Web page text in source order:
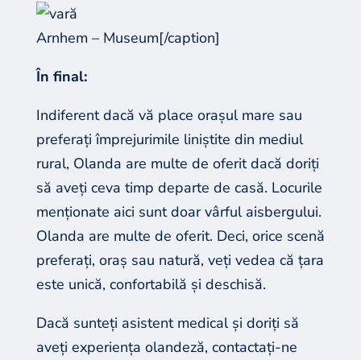
Arnhem – Museum[/caption]
În final:
Indiferent dacă vă place orașul mare sau
preferați împrejurimile liniștite din mediul
rural, Olanda are multe de oferit dacă doriți
să aveți ceva timp departe de casă. Locurile
menționate aici sunt doar vârful aisbergului.
Olanda are multe de oferit. Deci, orice scenă
preferați, oraș sau natură, veți vedea că țara
este unică, confortabilă și deschisă.
Dacă sunteți asistent medical și doriți să
aveți experiența olandeză, contactați-ne